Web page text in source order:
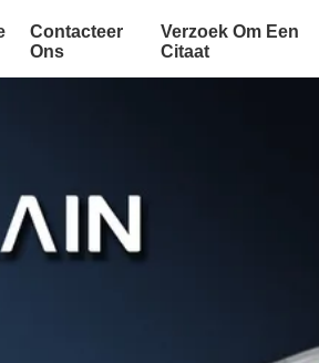
Contacteer
Ons
Verzoek Om Een
Citaat